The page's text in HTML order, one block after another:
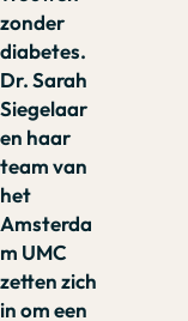
zonder
diabetes.
Dr. Sarah
Siegelaar
en haar
team van
het
Amsterda
m UMC
zetten zich
in om een